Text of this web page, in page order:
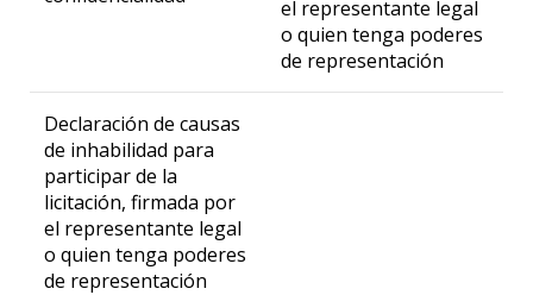
el representante legal
o quien tenga poderes
de representación
Declaración de causas
de inhabilidad para
participar de la
licitación, firmada por
el representante legal
o quien tenga poderes
de representación